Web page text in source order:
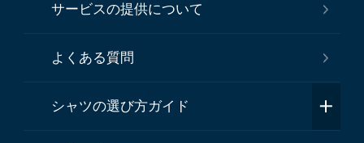
サービスの提供について
よくある質問
シャツの選び方ガイド